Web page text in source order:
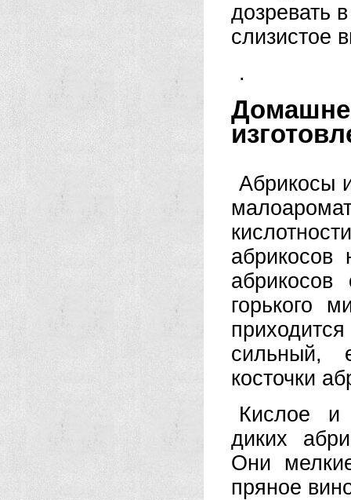
дозревать
слизистое
.
Абрикосы
горького
сильный,
косточки
Кислое и
диких
Они
пряное